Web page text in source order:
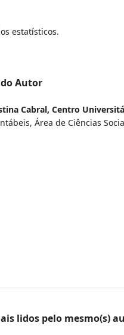
estatísticos.
Autor
Cabral, Centro
Área de Ciências
lidos pelo mesmo(s)